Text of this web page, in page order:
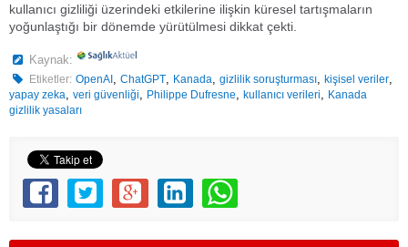
kullanıcı gizliliği üzerindeki etkilerine ilişkin küresel tartışmaların
yoğunlaştığı bir dönemde yürütülmesi dikkat çekti.
Kaynak:
Etiketler: OpenAI ,ChatGPT, Kanada,gizlilik soruşturması,kişisel veriler,
yapay zeka, veri güvenliği, Philippe Dufresne, kullanıcı verileri, Kanada
gizlilik yasaları